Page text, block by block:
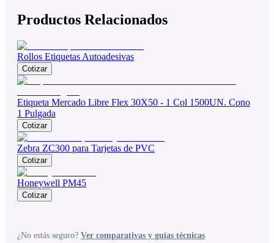
Productos Relacionados
Rollos Etiquetas Autoadesivas
Cotizar
Etiqueta Mercado Libre Flex 30X50 - 1 Col 1500UN. Cono
1 Pulgada
Cotizar
Zebra ZC300 para Tarjetas de PVC
Cotizar
Honeywell PM45
Cotizar
¿No estás seguro? Ver comparativas y guías técnicas